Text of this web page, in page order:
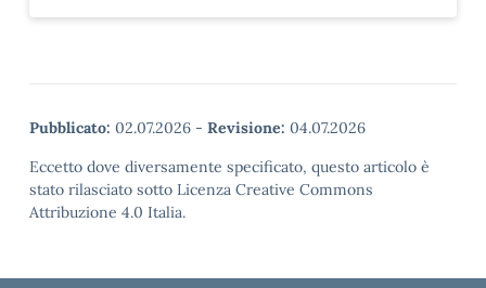
Pubblicato: 02.07.2026 - Revisione: 04.07.2026
Eccetto dove diversamente specificato, questo articolo è
stato rilasciato sotto Licenza Creative Commons
Attribuzione 4.0 Italia.